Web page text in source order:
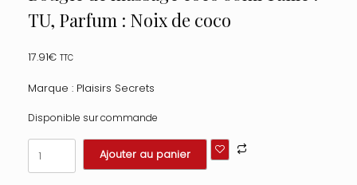
TU, Parfum : Noix de coco
17.91€ TTC
Marque : Plaisirs Secrets
Disponible sur commande
de
Bougie
Ajouter au panier